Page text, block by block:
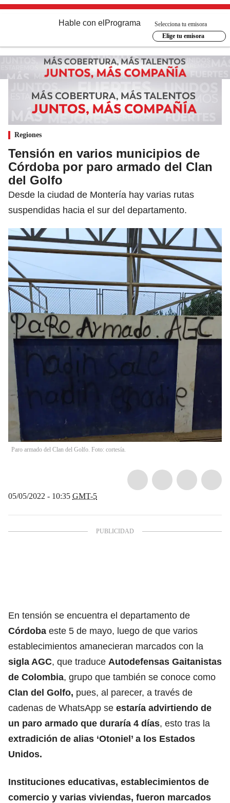
Hable con el Programa
Selecciona tu emisora
Elige tu emisora
Regiones
Tensión en varios municipios de
Córdoba por paro armado del Clan
del Golfo
Desde la ciudad de Montería hay varias rutas
suspendidas hacia el sur del departamento.
Paro armado del Clan del Golfo. Foto: cortesía.
05/05/2022 - 10:35 GMT-5
En tensión se encuentra el departamento de
Córdoba este 5 de mayo, luego de que varios
establecimientos amanecieran marcados con la
sigla AGC, que traduce Autodefensas Gaitanistas
de Colombia, grupo que también se conoce como
Clan del Golfo, pues, al parecer, a través de
cadenas de WhatsApp se estaría advirtiendo de
un paro armado que duraría 4 días, esto tras la
extradición de alias ‘Otoniel’ a los Estados
Unidos.
Instituciones educativas, establecimientos de
comercio y varias viviendas, fueron marcados